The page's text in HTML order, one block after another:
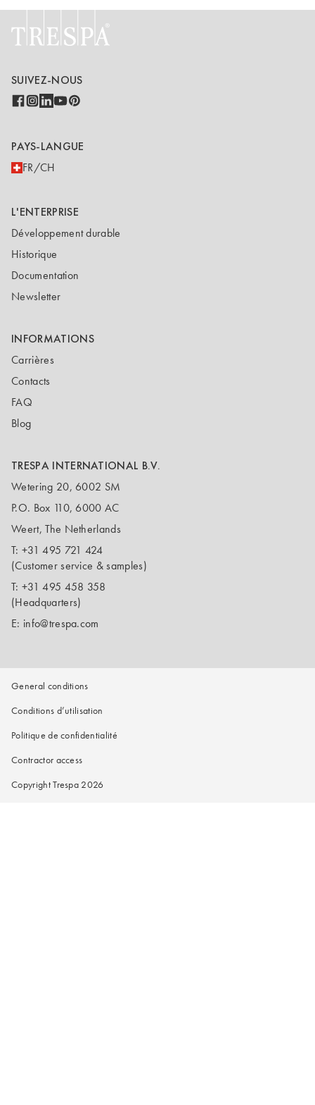
SUIVEZ-NOUS
PAYS-LANGUE
FR/CH
L'ENTERPRISE
Développement durable
Historique
Documentation
Newsletter
INFORMATIONS
Carrières
Contacts
FAQ
Blog
TRESPA INTERNATIONAL B.V.
Wetering 20, 6002 SM
P.O. Box 110, 6000 AC
Weert, The Netherlands
T: +31 495 721 424
(Customer service & samples)
T: +31 495 458 358
(Headquarters)
E: info@trespa.com
General conditions
Conditions d’utilisation
Politique de confidentialité
Contractor access
Copyright Trespa 2026